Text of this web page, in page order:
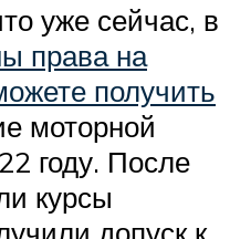
уже сейчас, в
права на
получить
моторной
году. После
курсы